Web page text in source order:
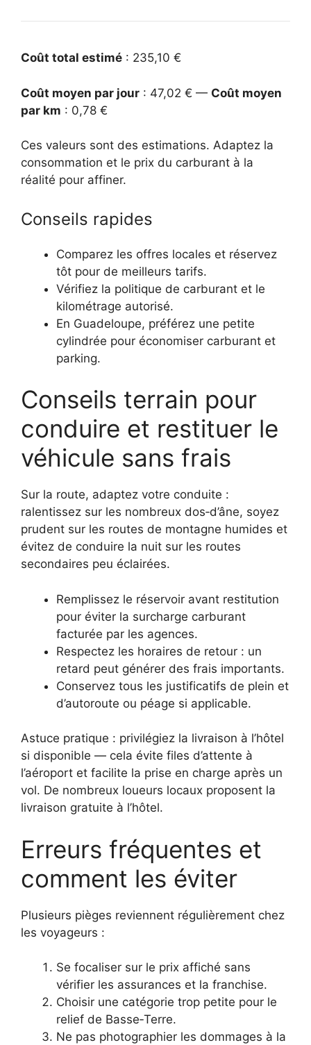
Coût total estimé : 235,10 €
Coût moyen par jour : 47,02 € — Coût moyen
par km : 0,78 €
Ces valeurs sont des estimations. Adaptez la
consommation et le prix du carburant à la
réalité pour affiner.
Conseils rapides
Comparez les offres locales et réservez
tôt pour de meilleurs tarifs.
Vérifiez la politique de carburant et le
kilométrage autorisé.
En Guadeloupe, préférez une petite
cylindrée pour économiser carburant et
parking.
Conseils terrain pour
conduire et restituer le
véhicule sans frais
Sur la route, adaptez votre conduite :
ralentissez sur les nombreux dos‑d’âne, soyez
prudent sur les routes de montagne humides et
évitez de conduire la nuit sur les routes
secondaires peu éclairées.
Remplissez le réservoir avant restitution
pour éviter la surcharge carburant
facturée par les agences.
Respectez les horaires de retour : un
retard peut générer des frais importants.
Conservez tous les justificatifs de plein et
d’autoroute ou péage si applicable.
Astuce pratique : privilégiez la livraison à l’hôtel
si disponible — cela évite files d’attente à
l’aéroport et facilite la prise en charge après un
vol. De nombreux loueurs locaux proposent la
livraison gratuite à l’hôtel.
Erreurs fréquentes et
comment les éviter
Plusieurs pièges reviennent régulièrement chez
les voyageurs :
Se focaliser sur le prix affiché sans
vérifier les assurances et la franchise.
Choisir une catégorie trop petite pour le
relief de Basse‑Terre.
Ne pas photographier les dommages à la